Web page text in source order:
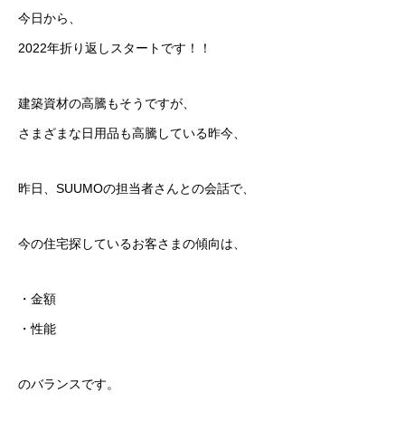
今日から、
2022年折り返しスタートです！！
建築資材の高騰もそうですが、
さまざまな日用品も高騰している昨今、
昨日、SUUMOの担当者さんとの会話で、
今の住宅探しているお客さまの傾向は、
・金額
・性能
のバランスです。